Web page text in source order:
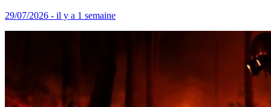
29/07/2026 - il y a 1 semaine